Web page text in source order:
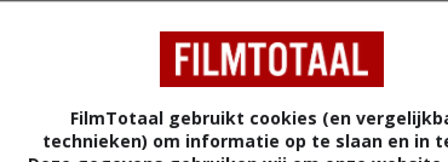
van de grootste oorlogsfilms van 2026 op HBO
veel kijkers
2025 die velen in de bioscoop zagen, kijk je nu
FilmTotaal gebruikt cookies (en
technieken) om informatie op te slaan en in